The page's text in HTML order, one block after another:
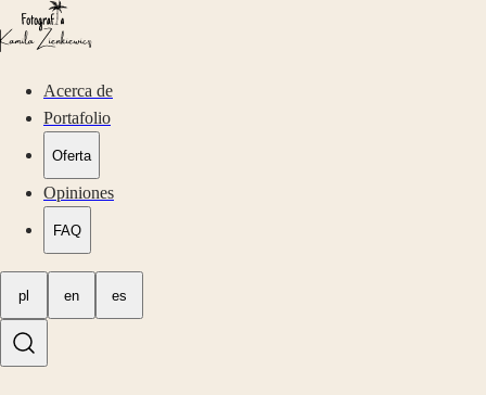
Acerca de
Portafolio
Oferta
Opiniones
FAQ
pl en es